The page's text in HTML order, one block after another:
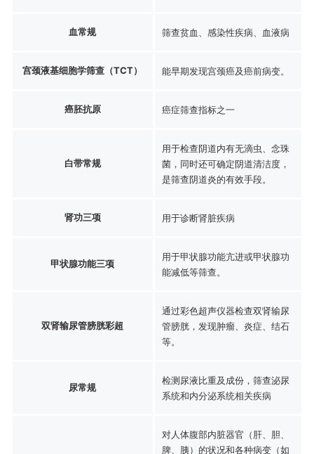
血常规 筛查贫血、感染性疾病、血液病
宫颈液基细胞学筛查（TCT） 能早期发现宫颈癌及癌前病变。
癌胚抗原 癌症筛查指标之一
白带常规
用于检查阴道内有无滴虫、念珠
菌，同时还可确定阴道清洁度，
是筛查阴道炎的有效手段。
肾功三项 用于诊断肾脏疾病
甲状腺功能三项
用于甲状腺功能亢进或甲状腺功
能减低等筛查。
双肾输尿管膀胱彩超
通过彩色超声仪器检查双肾输尿
管膀胱，发现肿瘤、炎症、结石
等。
尿常规
检测尿液比重及成份，筛查泌尿
系统和内分泌系统相关疾病
对人体腹部内脏器官（肝、胆、
脾、胰）的状况和各种病变（如